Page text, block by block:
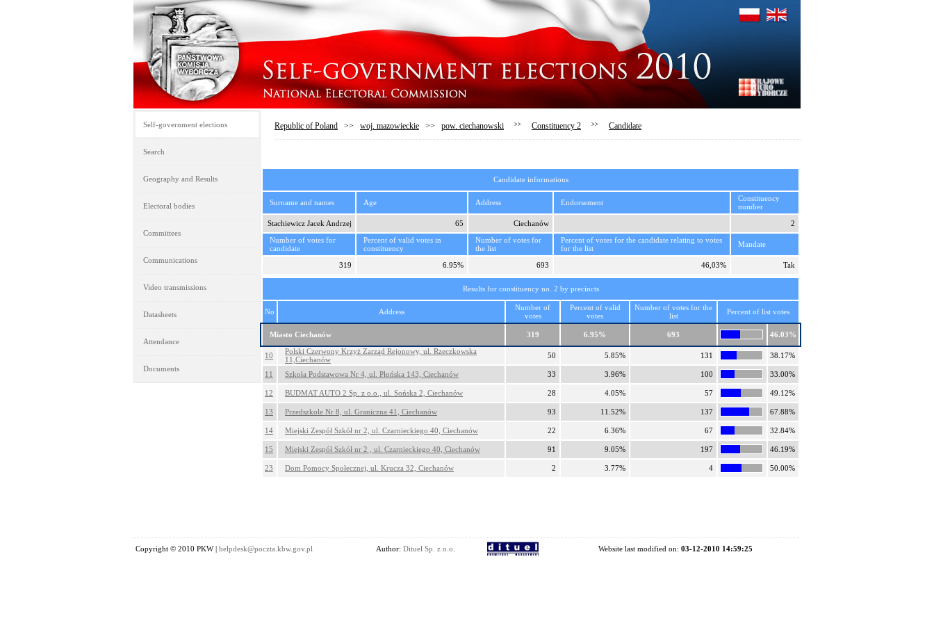
Self-government elections
Search
Geography and Results
Electoral bodies
Committees
Communications
Video transmissions
Datasheets
Attendance
Documents
Republic of Poland >> woj. mazowieckie >> pow. ciechanowski >> Constituency 2 >> Candidate
Candidate informations
Surname and names Age Address Endorsement
Constituency
number
Stachiewicz Jacek Andrzej
65 Ciechanów
2
Number of votes for
candidate
Percent of valid votes in
constituency
Number of votes for
the list
Percent of votes for the candidate relating to votes
for the list
Mandate
319 6.95% 693 46,03% Tak
Results for constituency no. 2 by precincts
No Address
Number of
votes
Percent of valid
votes
Number of votes for the
list
Percent of list votes
Miasto Ciechanów 319 6.95% 693 46.03%
10
Polski Czerwony Krzyż Zarząd Rejonowy, ul. Rzeczkowska
11,Ciechanów
50 5.85% 131 38.17%
11 Szkoła Podstawowa Nr 4, ul. Płońska 143, Ciechanów 33 3.96% 100 33.00%
12 BUDMAT AUTO 2 Sp. z o.o., ul. Sońska 2, Ciechanów 28 4.05% 57 49.12%
13 Przedszkole Nr 8, ul. Graniczna 41, Ciechanów 93 11.52% 137 67.88%
14 Miejski Zespół Szkół nr 2, ul. Czarnieckiego 40, Ciechanów 22 6.36% 67 32.84%
15 Miejski Zespół Szkół nr 2 , ul. Czarnieckiego 40, Ciechanów 91 9.05% 197 46.19%
23 Dom Pomocy Społecznej, ul. Krucza 32, Ciechanów 2 3.77% 4 50.00%
Copyright © 2010 PKW | helpdesk@poczta.kbw.gov.pl Author: Dituel Sp. z o.o. Website last modified on: 03-12-2010 14:59:25